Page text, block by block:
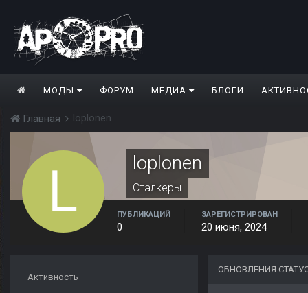
МОДЫ ФОРУМ МЕДИА БЛОГИ
Главная loplonen
loplonen
Сталкеры
ПУБЛИКАЦИЙ
0
ЗАРЕГИСТРИРОВАН
20 июня, 2024
Активность
ОБНОВЛЕНИЯ